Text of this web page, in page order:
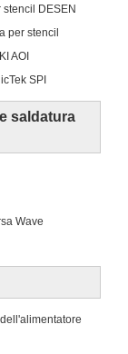
DESEN
per stencil
AOI
SPI
saldatura
Wave